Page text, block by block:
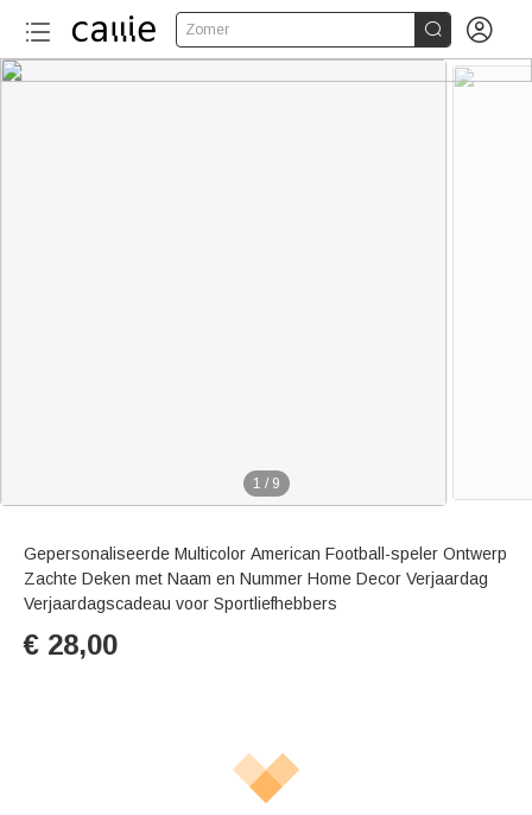
Zomer  
1 / 9
Gepersonaliseerde Multicolor American Football-speler Ontwerp
Zachte Deken met Naam en Nummer Home Decor Verjaardag
Verjaardagscadeau voor Sportliefhebbers
€ 28,00